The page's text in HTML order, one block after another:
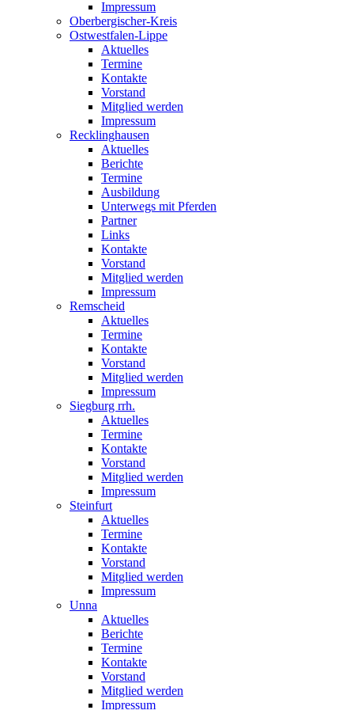
Impressum
Oberbergischer-Kreis
Ostwestfalen-Lippe
Aktuelles
Termine
Kontakte
Vorstand
Mitglied werden
Impressum
Recklinghausen
Aktuelles
Berichte
Termine
Ausbildung
Unterwegs mit Pferden
Partner
Links
Kontakte
Vorstand
Mitglied werden
Impressum
Remscheid
Aktuelles
Termine
Kontakte
Vorstand
Mitglied werden
Impressum
Siegburg rrh.
Aktuelles
Termine
Kontakte
Vorstand
Mitglied werden
Impressum
Steinfurt
Aktuelles
Termine
Kontakte
Vorstand
Mitglied werden
Impressum
Unna
Aktuelles
Berichte
Termine
Kontakte
Vorstand
Mitglied werden
Impressum